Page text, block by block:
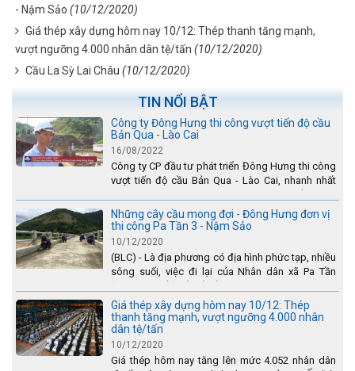
- Nậm Sảo (10/12/2020)
Giá thép xây dựng hôm nay 10/12: Thép thanh tăng mạnh,
vượt ngưỡng 4.000 nhân dân tệ/tấn (10/12/2020)
Cầu La Sỳ Lai Châu (10/12/2020)
TIN NỔI BẬT
Công ty Đông Hưng thi công vượt tiến độ cầu
Bản Qua - Lào Cai
16/08/2022
Công ty CP đầu tư phát triển Đông Hưng thi công
vượt tiến độ cầu Bản Qua - Lào Cai, nhanh nhất
Lào Cai.
Những cây cầu mong đợi - Đông Hưng đơn vị
thi công Pa Tần 3 - Nậm Sảo
10/12/2020
(BLC) - Là địa phương có địa hình phức tạp, nhiều
sông suối, việc đi lại của Nhân dân xã Pa Tần
lũ....
Giá thép xây dựng hôm nay 10/12: Thép
thanh tăng mạnh, vượt ngưỡng 4.000 nhân
dân tệ/tấn
10/12/2020
Giá thép hôm nay tăng lên mức 4.052 nhân dân